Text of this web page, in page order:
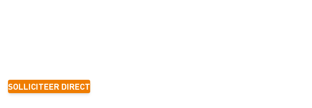
SOLLICITEER DIRECT